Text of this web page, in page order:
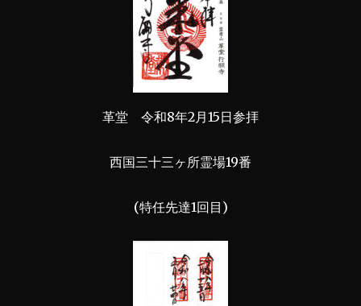
革堂 令和8年2月15日参拝
西国三十三ヶ所霊場19番
(特任先達1回目)